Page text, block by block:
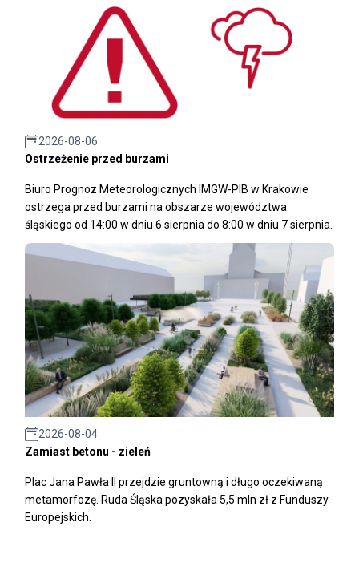
2026-08-06
Ostrzeżenie przed burzami
Biuro Prognoz Meteorologicznych IMGW-PIB w Krakowie
ostrzega przed burzami na obszarze województwa
śląskiego od 14:00 w dniu 6 sierpnia do 8:00 w dniu 7 sierpnia.
2026-08-04
Zamiast betonu - zieleń
Plac Jana Pawła II przejdzie gruntowną i długo oczekiwaną
metamorfozę. Ruda Śląska pozyskała 5,5 mln zł z Funduszy
Europejskich.